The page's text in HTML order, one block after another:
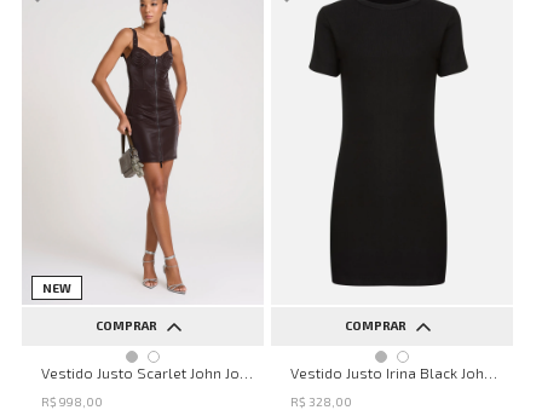
NEW
COMPRAR
PP P M G
R$ 998 00
COMPRAR
PP P M G GG
R$ 328 00